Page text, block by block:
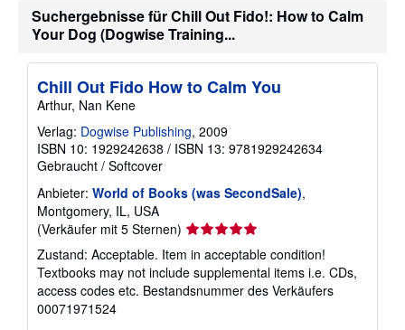
r
s
d
o
n
Suchergebnisse für Chill Out Fido!: How to Calm
Your Dog (Dogwise Training...
Chill Out Fido How to Calm You
Arthur, Nan Kene
Verlag: Dogwise Publishing, 2009
ISBN 10: 1929242638 / ISBN 13: 9781929242634
Gebraucht / Softcover
Anbieter: World of Books (was SecondSale),
Montgomery, IL, USA
(Verkäufer mit 5 Sternen) Verkäuferbewertung
von
5
Sternen
Zustand: Acceptable. Item in acceptable condition!
Textbooks may not include supplemental items i.e. CDs,
access codes etc. Bestandsnummer des Verkäufers
00071971524